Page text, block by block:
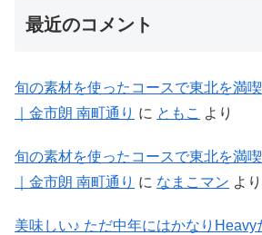
最近のコメント
旬の素材を使ったコースで東北を満
｜金市朗 南町通り に ともこ より
旬の素材を使ったコースで東北を満
｜金市朗 南町通り に なまこマン より
美味しい♪ ただ中年にはかなり